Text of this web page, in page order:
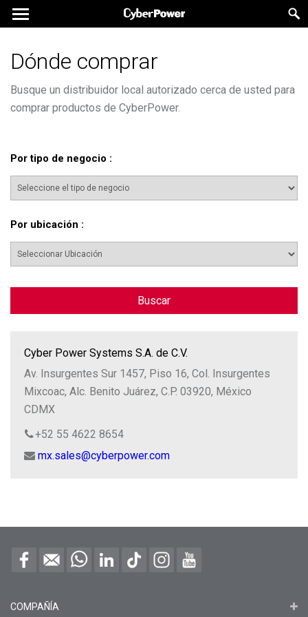
Dónde comprar
Busque un distribuidor local autorizado cerca de usted para
comprar productos de CyberPower.
Por tipo de negocio :
Por ubicación :
Buscar
Cyber Power Systems S.A. de C.V.
Av. Insurgentes Sur 1457, Piso 16, Col. Insurgentes
Mixcoac, Alc. Benito Juárez, C.P. 03920, México
CDMX
+52 55 4622 8654
mx.sales@cyberpower.com
COMPAÑÍA